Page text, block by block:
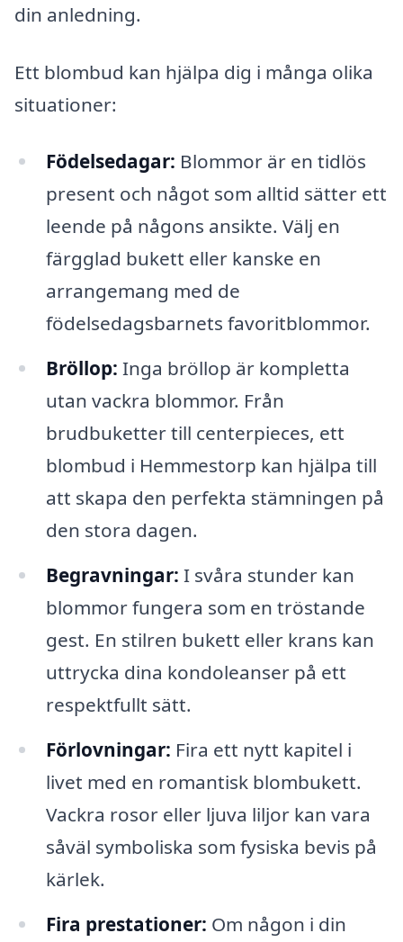
din anledning.
Ett blombud kan hjälpa dig i många olika
situationer:
Födelsedagar: Blommor är en tidlös
present och något som alltid sätter ett
leende på någons ansikte. Välj en
färgglad bukett eller kanske en
arrangemang med de
födelsedagsbarnets favoritblommor.
Bröllop: Inga bröllop är kompletta
utan vackra blommor. Från
brudbuketter till centerpieces, ett
blombud i Hemmestorp kan hjälpa till
att skapa den perfekta stämningen på
den stora dagen.
Begravningar: I svåra stunder kan
blommor fungera som en tröstande
gest. En stilren bukett eller krans kan
uttrycka dina kondoleanser på ett
respektfullt sätt.
Förlovningar: Fira ett nytt kapitel i
livet med en romantisk blombukett.
Vackra rosor eller ljuva liljor kan vara
såväl symboliska som fysiska bevis på
kärlek.
Fira prestationer: Om någon i din